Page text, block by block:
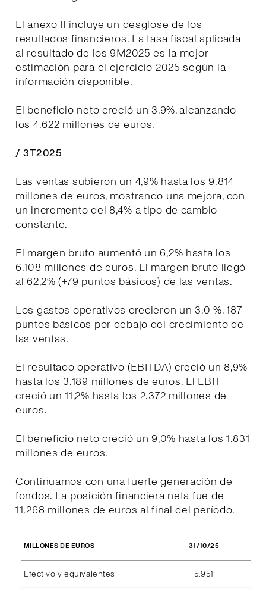
El anexo II incluye un desglose de los
resultados financieros. La tasa fiscal aplicada
al resultado de los 9M2025 es la mejor
estimación para el ejercicio 2025 según la
información disponible.
El beneficio neto creció un 3,9%, alcanzando
los 4.622 millones de euros.
/ 3T2025
Las ventas subieron un 4,9% hasta los 9.814
millones de euros, mostrando una mejora, con
un incremento del 8,4% a tipo de cambio
constante.
El margen bruto aumentó un 6,2% hasta los
6.108 millones de euros. El margen bruto llegó
al 62,2% (+79 puntos básicos) de las ventas.
Los gastos operativos crecieron un 3,0 %, 187
puntos básicos por debajo del crecimiento de
las ventas.
El resultado operativo (EBITDA) creció un 8,9%
hasta los 3.189 millones de euros. El EBIT
creció un 11,2% hasta los 2.372 millones de
euros.
El beneficio neto creció un 9,0% hasta los 1.831
millones de euros.
Continuamos con una fuerte generación de
fondos. La posición financiera neta fue de
11.268 millones de euros al final del período.
MILLONES DE EUROS 31/10/25
Efectivo y equivalentes 5.951